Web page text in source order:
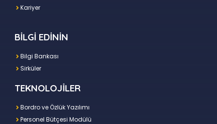
Kariyer
BİLGİ EDİNİN
Bilgi Bankası
Sirküler
TEKNOLOJİLER
Bordro ve Özlük Yazılımı
Personel Bütçesi Modülü